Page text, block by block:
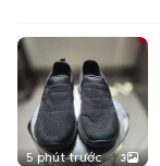
5 phút trước 3